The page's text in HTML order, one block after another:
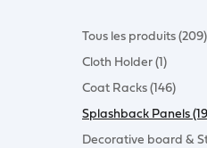
Tous les produits (209)
Cloth Holder (1)
Coat Racks (146)
Splashback Panels
Decorative board &